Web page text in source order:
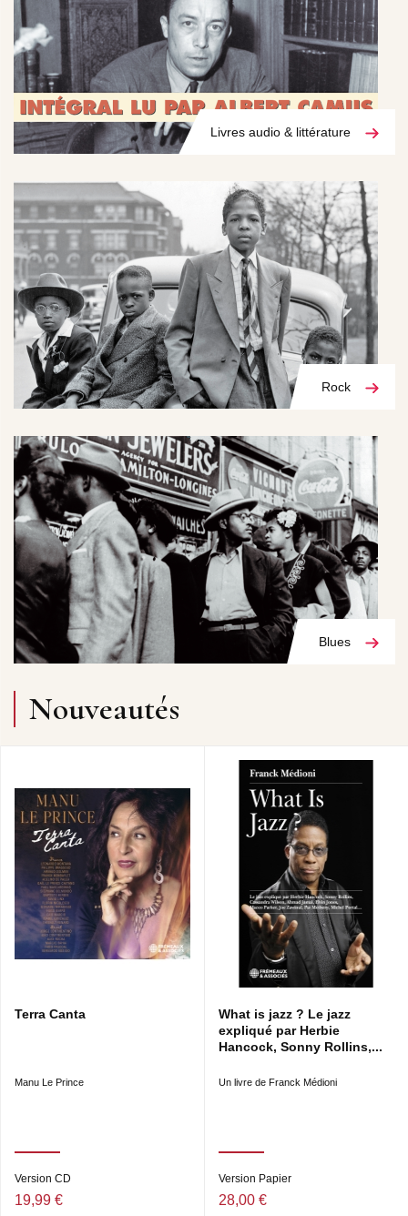
Livres audio & littérature
Rock
Blues
Nouveautés
Terra Canta
Manu Le Prince
Version CD
19,99 €
What is jazz ? Le jazz
expliqué par Herbie
Hancock, Sonny Rollins,...
Un livre de Franck Médioni
Version Papier
28,00 €